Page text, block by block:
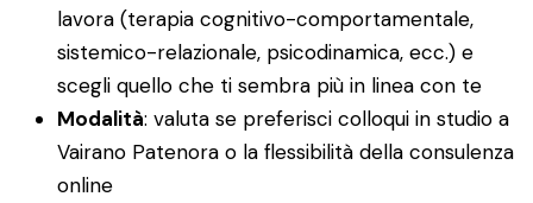
lavora (terapia cognitivo-comportamentale,
sistemico-relazionale, psicodinamica, ecc.) e
scegli quello che ti sembra più in linea con te
Modalità: valuta se preferisci colloqui in studio a
Vairano Patenora o la flessibilità della consulenza
online